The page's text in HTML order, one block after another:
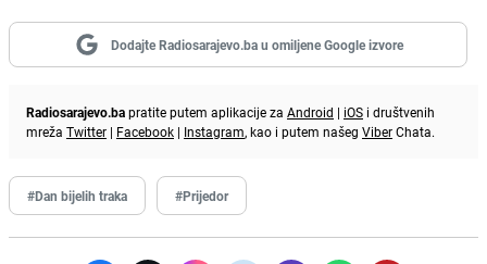
Dodajte Radiosarajevo.ba u omiljene Google izvore
Radiosarajevo.bapratite putem aplikacije za Android | iOS i društvenih
mreža Twitter | Facebook | Instagram, kao i putem našeg ViberChata.
#Dan bijelih traka #Prijedor